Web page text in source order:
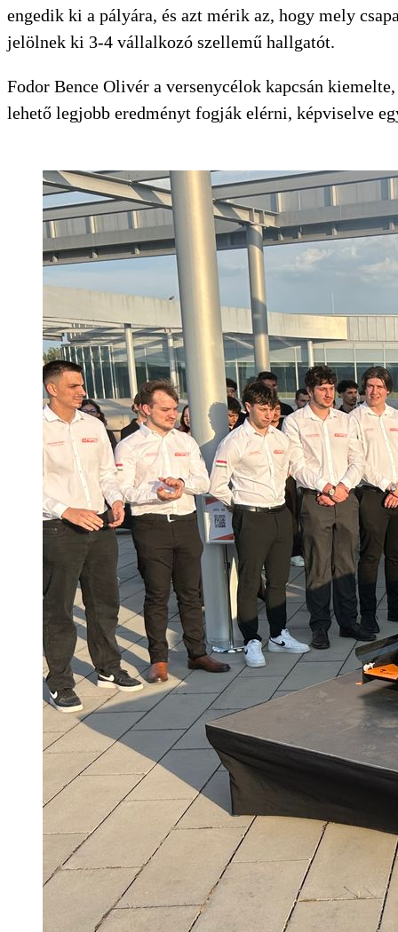
engedik ki a pályára, és azt mérik az, hogy mely
jelölnek ki 3-4 vállalkozó szellemű hallgatót.
Fodor Bence Olivér a versenycélok kapcsán
lehető legjobb eredményt fogják elérni, képviselve